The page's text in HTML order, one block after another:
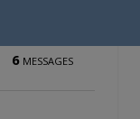
6 MESSAGES